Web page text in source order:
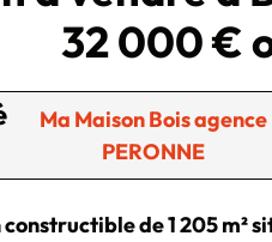
32 000 €
Ma Maison Bois agence
PERONNE
de 1 205 m²